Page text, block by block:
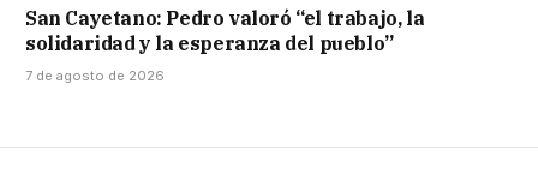
San Cayetano: Pedro valoró “el trabajo, la
solidaridad y la esperanza del pueblo”
7 de agosto de 2026